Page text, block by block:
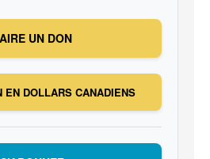
UN DON
EN DOLLARS CANADIENS